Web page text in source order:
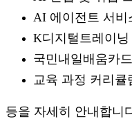
AI 에이전트 서비
K디지털트레이
국민내일배움카
교육 과정 커리큘
등을 자세히 안내합니